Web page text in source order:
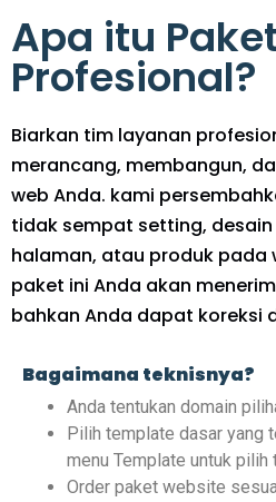
Apa itu
Profesional?
Biarkan tim layanan
merancang, membangun,
web Anda. kami
tidak sempat setting,
halaman, atau produk pada
paket ini Anda akan
bahkan Anda dapat koreksi
Bagaimana teknisnya?
Anda tentukan domain
Pilih template dasar yang
menu Template untuk pilih
Order paket website